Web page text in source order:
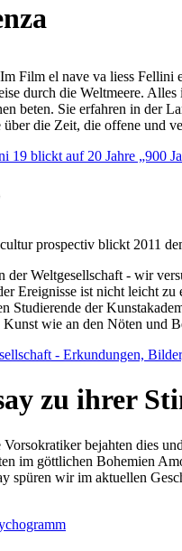
Film el nave va liess
durch die Weltmeere.
beten. Sie erfahren in der
die Zeit, die offene und
19 blickt auf 20 Jahre „900
prospectiv blickt 2011
Weltgesellschaft - wir
Ereignisse ist nicht leicht zu
der
wie an den Nöten und
- Erkundungen,
zu ihrer
bejahten dies
im göttlichen Bohemien
wir im aktuellen